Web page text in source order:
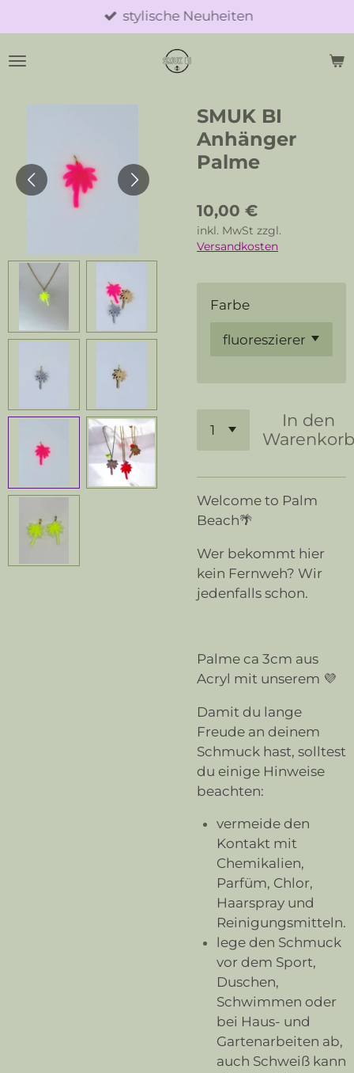
Hauptinhalt
springen
stylische Neuheiten
SMUK BI
Anhänger
Palme
10,00 €
inkl. MwSt zzgl.
Versandkosten
Farbe
In den
Welcome to Palm
Beach🌴
Wer bekommt hier
kein Fernweh? Wir
jedenfalls schon.
Palme ca 3cm aus
Acryl mit unserem 💜
Damit du lange
Freude an deinem
Schmuck hast, solltest
du einige Hinweise
beachten:
vermeide den
Kontakt mit
Chemikalien,
Parfüm, Chlor,
Haarspray und
Reinigungsmitteln.
lege den Schmuck
vor dem Sport,
Duschen,
Schwimmen oder
bei Haus- und
Gartenarbeiten ab,
auch Schweiß kann